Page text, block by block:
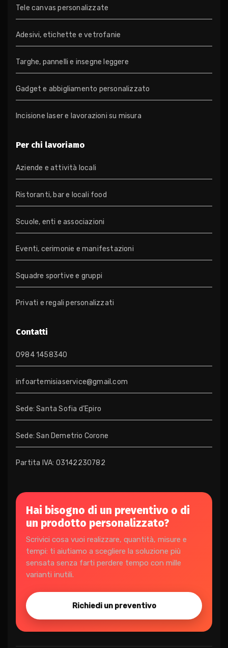
Tele canvas personalizzate
Adesivi, etichette e vetrofanie
Targhe, pannelli e insegne leggere
Gadget e abbigliamento personalizzato
Incisione laser e lavorazioni su misura
Per chi lavoriamo
Aziende e attività locali
Ristoranti, bar e locali food
Scuole, enti e associazioni
Eventi, cerimonie e manifestazioni
Squadre sportive e gruppi
Privati e regali personalizzati
Contatti
0984 1458340
infoartemisiaservice@gmail.com
Sede: Santa Sofia d’Epiro
Sede: San Demetrio Corone
Partita IVA: 03142230782
Hai bisogno di un preventivo o di
un prodotto personalizzato?
Scrivici cosa vuoi realizzare, quantità, misure e
tempi: ti aiutiamo a scegliere la soluzione più
sensata senza farti perdere tempo con mille
varianti inutili.
Richiedi un preventivo